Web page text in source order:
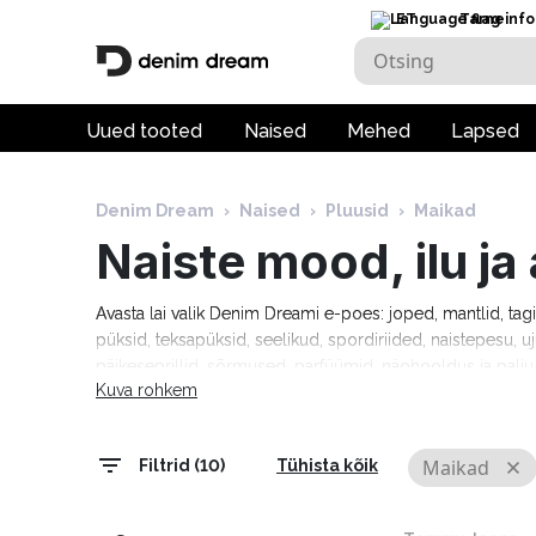
ET Tarneinfo
Uued tooted Naised Mehed Lapsed
Denim Dream › Naised › Pluusid › Maikad
Naiste mood, ilu
Avasta lai valik Denim Dreami e-poes: joped, mantlid,
püksid, teksapüksid, seelikud, spordiriided, naistepesu,
Tommy Hilfiger, Calvin Klein, Camel Active, Denim
Kuva rohkem
Filtrid (10) Tühista kõik Maikad